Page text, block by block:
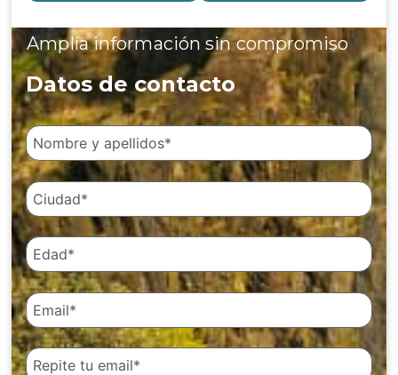
Amplía información sin compromiso
Datos de contacto